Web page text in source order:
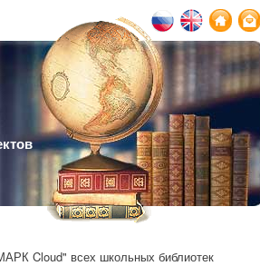
Cloud" всех школьных библиотек